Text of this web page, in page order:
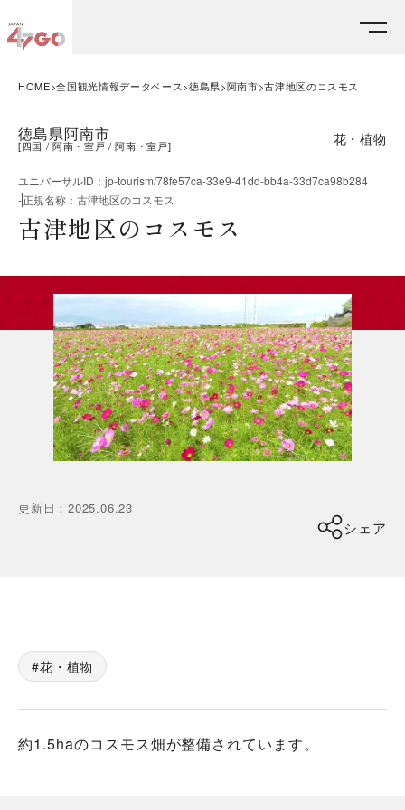
HOME 全国観光情報データベース 徳島県 阿南市 古津地区のコスモス
徳島県阿南市
[四国 阿南・室戸 阿南・室戸] 花・植物
ユニバーサルID ： jp-tourism/78fe57ca-33e9-41dd-bb4a-33d7ca98b284
-正規名称 ： 古津地区のコスモス
古津地区のコスモス
更新日 ：2025.06.23
シェア
花・植物
約1.5haのコスモス畑が整備されています。